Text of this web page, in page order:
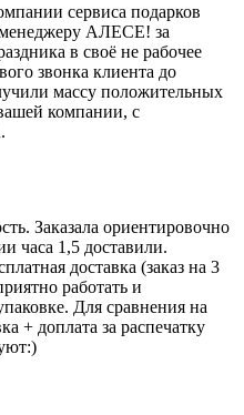
сервиса подарков
АЛЕСЕ! за
в своё не рабочее
звонка клиента до
массу положительных
компании, с
Заказала ориентировочно
часа 1,5 доставили.
доставка (заказ на 3
работать и
Для сравнения на
+ доплата за распечатку